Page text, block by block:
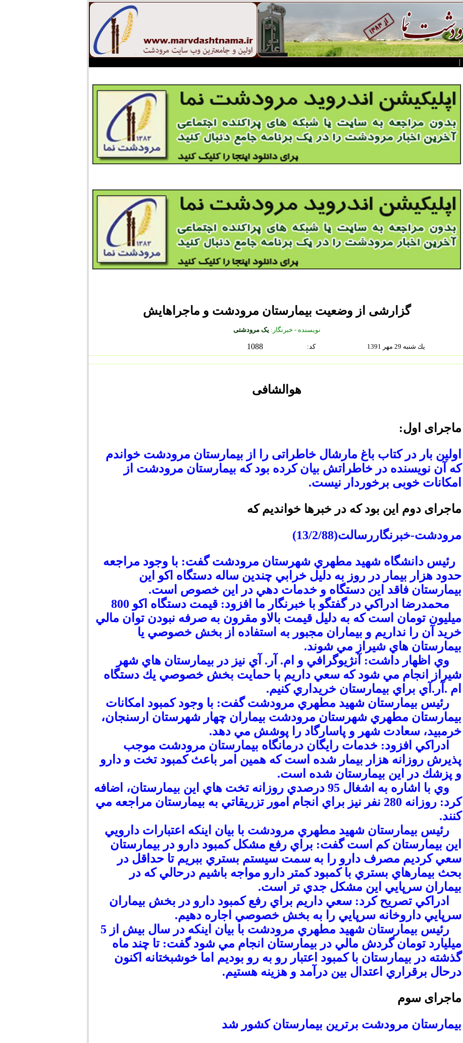
|
گزارشی از وضعیت بیمارستان مرودشت و ماجراهایش
نويسنده - خبرنگار: یک مرودشتی
1088 :كد يك شنبه 29 مهر 1391
هوالشافی
ماجرای اول:
اولین بار در کتاب باغ مارشال خاطراتی را از بیمارستان مرودشت خواندم
که آن نویسنده در خاطراتش بیان کرده بود که بیمارستان مرودشت از
امکانات خوبی برخوردار نیست.
ماجرای دوم این بود که در خبرها خواندیم که
مرودشت-خبرنگاررسالت(13/2/88)
رئيس دانشگاه شهيد مطهري شهرستان مرودشت گفت: با وجود مراجعه
حدود هزار بيمار در روز به دليل خرابي چندين ساله دستگاه اكو اين
بيمارستان فاقد اين دستگاه و خدمات دهي در اين خصوص است.
محمدرضا ادراكي در گفتگو با خبرنگار ما افزود: قيمت دستگاه اكو 800
ميليون تومان است كه به دليل قيمت بالاو مقرون به صرفه نبودن توان مالي
خريد آن را نداريم و بيماران مجبور به استفاده از بخش خصوصي يا
بيمارستان هاي شيراز مي شوند.
وي اظهار داشت: آنژيوگرافي و ام. آر. آي نيز در بيمارستان هاي شهر
شيراز انجام مي شود كه سعي داريم با حمايت بخش خصوصي يك دستگاه
ام .آر.آي براي بيمارستان خريداري كنيم.
رئيس بيمارستان شهيد مطهري مرودشت گفت: با وجود كمبود امكانات
بيمارستان مطهري شهرستان مرودشت بيماران چهار شهرستان ارسنجان،
خرمبيد، سعادت شهر و پاسارگاد را پوشش مي دهد.
ادراكي افزود: خدمات رايگان درمانگاه بيمارستان مرودشت موجب
پذيرش روزانه هزار بيمار شده است كه همين امر باعث كمبود تخت و دارو
و پزشك در اين بيمارستان شده است.
وي با اشاره به اشغال 95 درصدي روزانه تخت هاي اين بيمارستان، اضافه
كرد: روزانه 280 نفر نيز براي انجام امور تزريقاتي به بيمارستان مراجعه مي
كنند.
رئيس بيمارستان شهيد مطهري مرودشت با بيان اينكه اعتبارات دارويي
اين بيمارستان كم است گفت: براي رفع مشكل كمبود دارو در بيمارستان
سعي كرديم مصرف دارو را به سمت سيستم بستري ببريم تا حداقل در
بحث بيمارهاي بستري با كمبود كمتر دارو مواجه باشيم درحالي كه در
بيماران سرپايي اين مشكل جدي تر است.
ادراكي تصريح كرد: سعي داريم براي رفع كمبود دارو در بخش بيماران
سرپايي داروخانه سرپايي را به بخش خصوصي اجاره دهيم.
رئيس بيمارستان شهيد مطهري مرودشت با بيان اينكه در سال بيش از 5
ميليارد تومان گردش مالي در بيمارستان انجام مي شود گفت: تا چند ماه
گذشته در بيمارستان با كمبود اعتبار رو به رو بوديم اما خوشبختانه اكنون
درحال برقراري اعتدال بين درآمد و هزينه هستيم.
ماجرای سوم
بیمارستان مرودشت برترین بیمارستان کشور شد